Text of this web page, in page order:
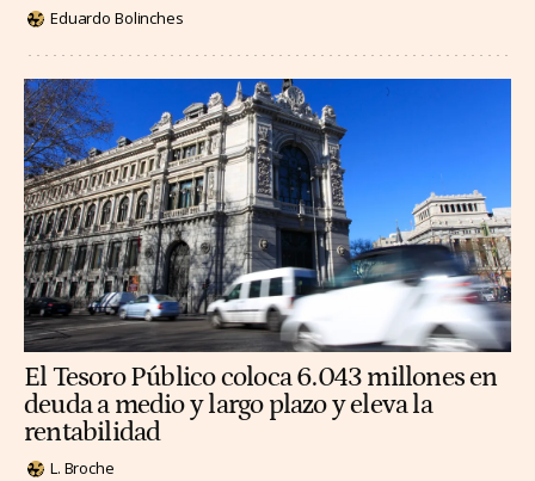
Eduardo Bolinches
El Tesoro Público coloca 6.043 millones en
deuda a medio y largo plazo y eleva la
rentabilidad
L. Broche